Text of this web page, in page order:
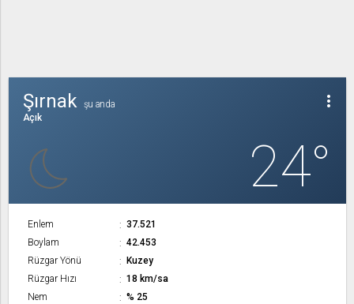
more_vert
Şırnak
şu anda
Açık
24°
Enlem
37.521
Boylam
42.453
Rüzgar Yönü
Kuzey
Rüzgar Hızı
18 km/sa
Nem
% 25